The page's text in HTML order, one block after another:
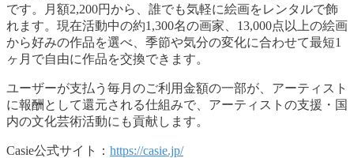
です。月額2,200円から、誰でも気軽に絵画をレンタルで飾
れます。現在活動中の約1,300名の画家、13,000点以上の絵画
から好みの作品を選べ、季節や気分の変化に合わせて最短1
ヶ月で自由に作品を交換できます。
ユーザーが支払う毎月のご利用金額の一部が、アーティスト
に報酬として還元される仕組みで、アーティストの支援・国
内の文化芸術活動にも貢献します。
Casie公式サイト： https://casie.jp/